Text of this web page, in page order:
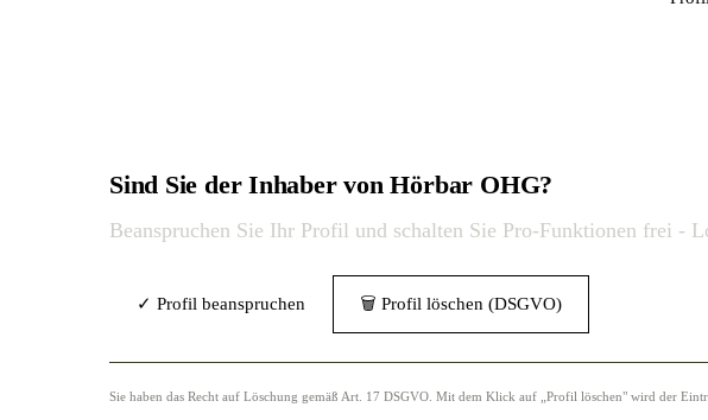
Sind Sie der Inhaber von Hörbar OHG?
Beanspruchen Sie Ihr Profil und schalten Sie Pro-Funktionen frei -
✓ Profil beanspruchen 🗑 Profil löschen (DSGVO)
Sie haben das Recht auf Löschung gemäß Art. 17 DSGVO. Mit dem Klick auf „Profil löschen" wird der